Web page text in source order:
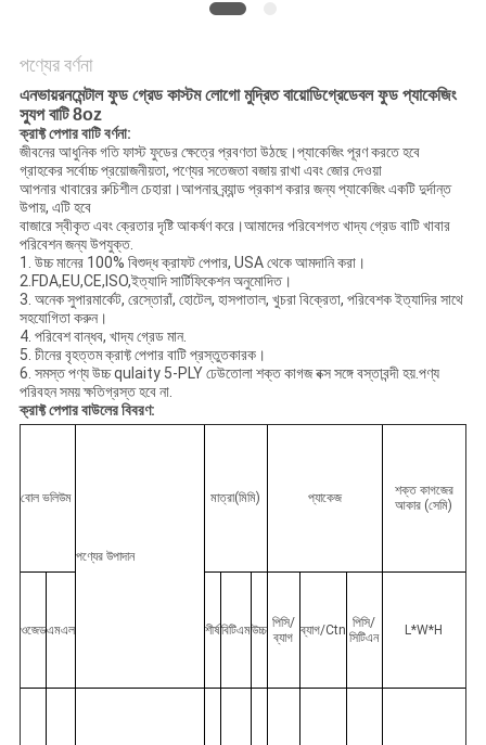
পণ্যের বর্ণনা
এনভায়রনমেন্টাল ফুড গ্রেড কাস্টম লোগো মুদ্রিত বায়োডিগ্রেডেবল ফুড প্যাকেজিং
স্যুপ বাটি 8oz
ক্রাফ্ট পেপার বাটি বর্ণনা:
জীবনের আধুনিক গতি ফাস্ট ফুডের ক্ষেত্রে প্রবণতা উঠছে।প্যাকেজিং পূরণ করতে হবে
গ্রাহকের সর্বোচ্চ প্রয়োজনীয়তা, পণ্যের সতেজতা বজায় রাখা এবং জোর দেওয়া
আপনার খাবারের রুচিশীল চেহারা।আপনার ব্র্যান্ড প্রকাশ করার জন্য প্যাকেজিং একটি দুর্দান্ত
উপায়, এটি হবে
বাজারে স্বীকৃত এবং ক্রেতার দৃষ্টি আকর্ষণ করে।আমাদের পরিবেশগত খাদ্য গ্রেড বাটি খাবার
পরিবেশন জন্য উপযুক্ত.
1. উচ্চ মানের 100% বিশুদ্ধ ক্রাফট পেপার, USA থেকে আমদানি করা।
2.FDA,EU,CE,ISO,ইত্যাদি সার্টিফিকেশন অনুমোদিত।
3. অনেক সুপারমার্কেট, রেস্তোরাঁ, হোটেল, হাসপাতাল, খুচরা বিক্রেতা, পরিবেশক ইত্যাদির সাথে
সহযোগিতা করুন।
4. পরিবেশ বান্ধব, খাদ্য গ্রেড মান.
5. চীনের বৃহত্তম ক্রাফ্ট পেপার বাটি প্রস্তুতকারক।
6. সমস্ত পণ্য উচ্চ qulaity 5-PLY ঢেউতোলা শক্ত কাগজ বক্স সঙ্গে বস্তাবন্দী হয়.পণ্য
পরিবহন সময় ক্ষতিগ্রস্ত হবে না.
ক্রাফ্ট পেপার বাউলের ​​বিবরণ:
বোল ভলিউম
পণ্যের উপাদান
মাত্রা(মিমি) প্যাকেজ
শক্ত কাগজের
আকার (সেমি)
ওজেডএমএল শীর্ষবিটিএমউচ্চ পিসি/
ব্যাগ ব্যাগ/Ctn পিসি/
সিটিএন
L*W*H